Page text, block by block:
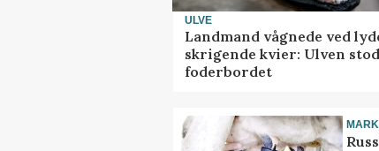
ULVE
Landmand vågnede ved
skrigende kvier: Ulven
foderbordet